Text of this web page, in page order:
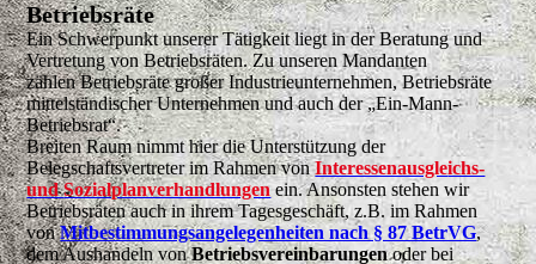
Betriebsräte
Ein Schwerpunkt unserer Tätigkeit liegt in der Beratung und
Vertretung von Betriebsräten.Zu unseren Mandanten
zählenBetriebsräte großer Industrieunternehmen, Betriebsräte
mittelständischer Unternehmen und auchder „Ein-Mann-
Betriebsrat“.
Breiten Raum nimmt hier die Unterstützung der
Belegschaftsvertreter im Rahmen vonInteressenausgleichs-
undSozialplanverhandlungen ein. Ansonsten stehen wir
Betriebsräten auch in ihrem Tagesgeschäft, z.B. im Rahmen
von Mitbestimmungsangelegenheiten nach § 87 BetrVG,
dem Aushandeln vonBetriebsvereinbarungenoderbei